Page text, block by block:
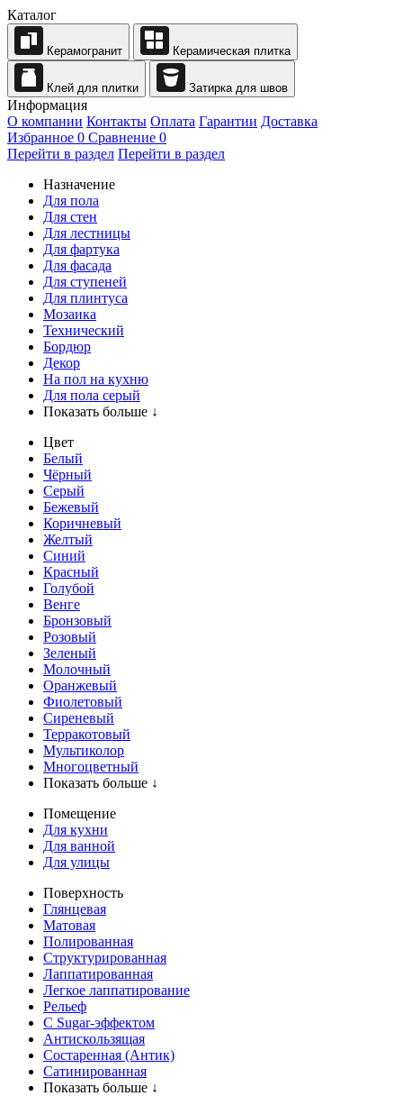
Каталог
Керамогранит Керамическая плитка
Клей для плитки Затирка для швов
Информация
О компании Контакты Оплата Гарантии Доставка
Избранное 0 Сравнение 0
Перейти в раздел Перейти в раздел
Назначение
Для пола
Для стен
Для лестницы
Для фартука
Для фасада
Для ступеней
Для плинтуса
Мозаика
Технический
Бордюр
Декор
На пол на кухню
Для пола серый
Показать больше ↓
Цвет
Белый
Чёрный
Серый
Бежевый
Коричневый
Желтый
Синий
Красный
Голубой
Венге
Бронзовый
Розовый
Зеленый
Молочный
Оранжевый
Фиолетовый
Сиреневый
Терракотовый
Мультиколор
Многоцветный
Показать больше ↓
Помещение
Для кухни
Для ванной
Для улицы
Поверхность
Глянцевая
Матовая
Полированная
Структурированная
Лаппатированная
Легкое лаппатирование
Рельеф
С Sugar-эффектом
Антискользящая
Состаренная (Антик)
Сатинированная
Показать больше ↓